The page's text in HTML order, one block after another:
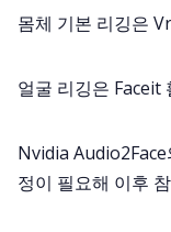
몸체 기본 리깅은
얼굴 리깅은 Faceit
Nvidia
정이 필요해 이후